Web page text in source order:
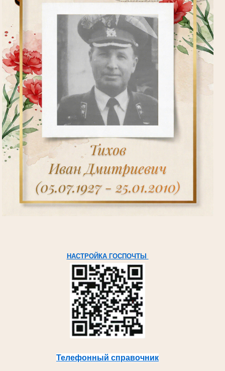
НАСТРОЙКА ГОСПОЧТЫ
Телефонный справочник